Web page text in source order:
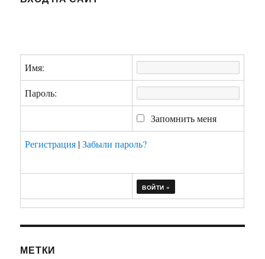
Имя:
Пароль:
Запомнить меня
Регистрация |Забыли пароль?
МЕТКИ